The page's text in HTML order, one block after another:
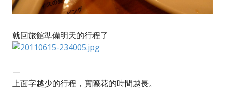
就回旅館準備明天的行程了
—
上面字越少的行程，實際花的時間越長。